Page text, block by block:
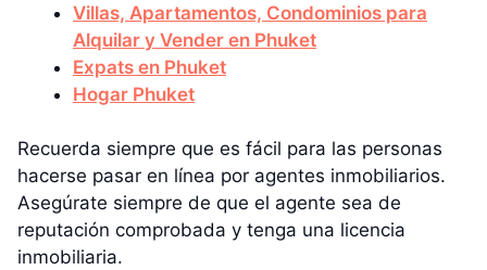
Villas, Apartamentos, Condominios para
Alquilar y Vender en Phuket
Expats en Phuket
Hogar Phuket
Recuerda siempre que es fácil para las personas
hacerse pasar en línea por agentes inmobiliarios.
Asegúrate siempre de que el agente sea de
reputación comprobada y tenga una licencia
inmobiliaria.